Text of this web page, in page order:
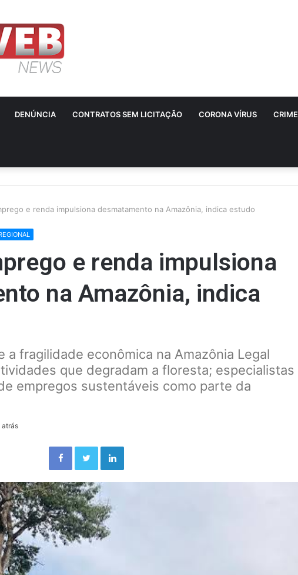
DENÚNCIA CONTRATOS SEM LICITAÇÃO CORONA VÍRUS CRIME
e renda impulsiona desmatamento na Amazônia, indica estudo
e renda impulsiona
na Amazônia, indica
a fragilidade econômica na Amazônia Legal
que degradam a floresta; especialistas
empregos sustentáveis como parte da
atrás
FacebookTwitterLinkedin